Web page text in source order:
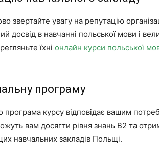
звертайте увагу на репутацію
досвід в навчанні польської мови і
їхні онлайн курси польської
програму
курсу відповідає вашим
вам досягти рівня знань В2 та
навчальних закладів Польщі.